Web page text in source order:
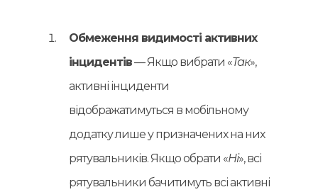
Обмеження видимості активних
інцидентів— Якщо вибрати «Так»,
активні інциденти
відображатимуться в мобільному
додатку лише у призначених на них
рятувальників. Якщо обрати «Ні», всі
рятувальники бачитимуть всі активні